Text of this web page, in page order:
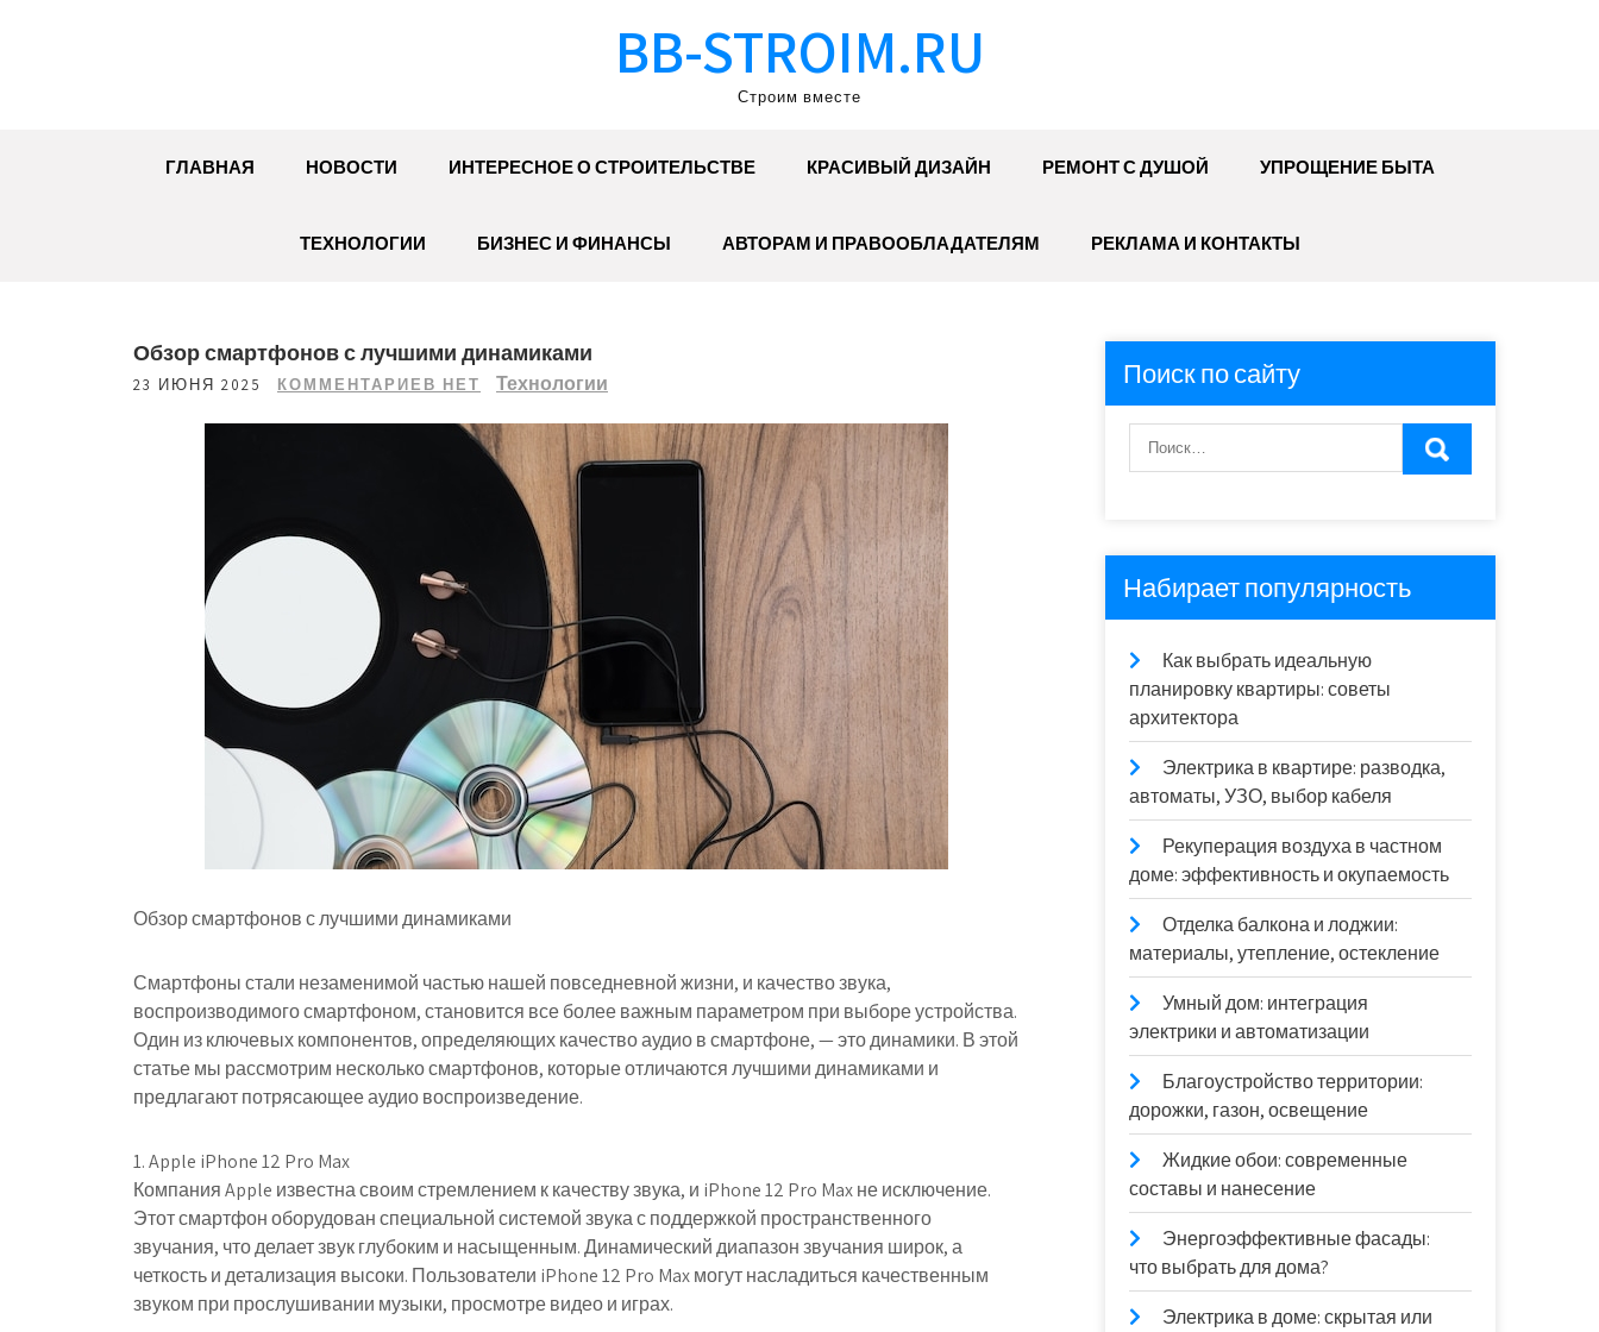
BB-STROIM.RU
Строим вместе
ГЛАВНАЯ НОВОСТИ ИНТЕРЕСНОЕ О СТРОИТЕЛЬСТВЕ КРАСИВЫЙ ДИЗАЙН РЕМОНТ С ДУШОЙ УПРОЩЕНИЕ БЫТА
ТЕХНОЛОГИИ БИЗНЕС И ФИНАНСЫ АВТОРАМ И ПРАВООБЛАДАТЕЛЯМ РЕКЛАМА И КОНТАКТЫ
Обзор смартфонов с лучшими динамиками
23 ИЮНЯ 2025 КОММЕНТАРИЕВ НЕТ Технологии
Обзор смартфонов с лучшими динамиками
Смартфоны стали незаменимой частью нашей повседневной жизни, и качество звука,
воспроизводимого смартфоном, становится все более важным параметром при выборе устройства.
Один из ключевых компонентов, определяющих качество аудио в смартфоне, — это динамики. В этой
статье мы рассмотрим несколько смартфонов, которые отличаются лучшими динамиками и
предлагают потрясающее аудио воспроизведение.
1. Apple iPhone 12 Pro Max
Компания Apple известна своим стремлением к качеству звука, и iPhone 12 Pro Max не исключение.
Этот смартфон оборудован специальной системой звука с поддержкой пространственного
звучания, что делает звук глубоким и насыщенным. Динамический диапазон звучания широк, а
четкость и детализация высоки. Пользователи iPhone 12 Pro Max могут насладиться качественным
звуком при прослушивании музыки, просмотре видео и играх.
Поиск по сайту
Набирает популярность
Как выбрать идеальную
планировку квартиры: советы
архитектора
Электрика в квартире: разводка,
автоматы, УЗО, выбор кабеля
Рекуперация воздуха в частном
доме: эффективность и окупаемость
Отделка балкона и лоджии:
материалы, утепление, остекление
Умный дом: интеграция
электрики и автоматизации
Благоустройство территории:
дорожки, газон, освещение
Жидкие обои: современные
составы и нанесение
Энергоэффективные фасады:
что выбрать для дома?
Электрика в доме: скрытая или